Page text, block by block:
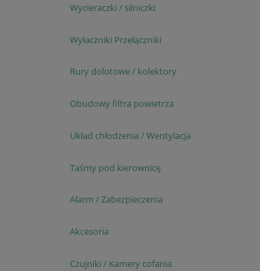
Wycieraczki / silniczki
Wyłaczniki Przełączniki
Rury dolotowe / kolektory
Obudowy filtra powietrza
Układ chłodzenia / Wentylacja
Taśmy pod kierownicę
Alarm / Zabezpieczenia
Akcesoria
Czujniki / Kamery cofania